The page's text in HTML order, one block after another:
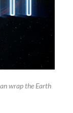
wrap the Earth